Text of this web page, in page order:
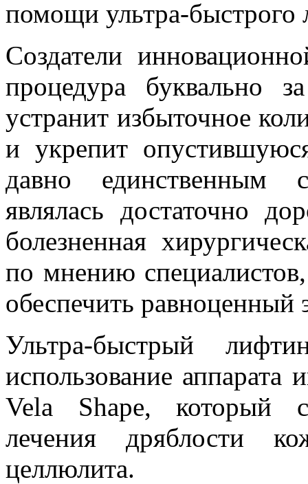
помощи ультра-быстрого
Создатели
процедура буквально
устранит избыточное
и укрепит
давно единственным
являлась достаточно
болезненная
по мнению
обеспечить равноценный
Ультра-быстрый
использование аппарата
Vela Shape, который
лечения дряблости
целлюлита.